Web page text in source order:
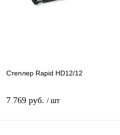
Степлер Rapid HD12/12
7 769 руб. / шт